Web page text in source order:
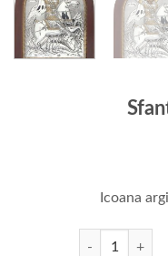
Icoana
Cantitate